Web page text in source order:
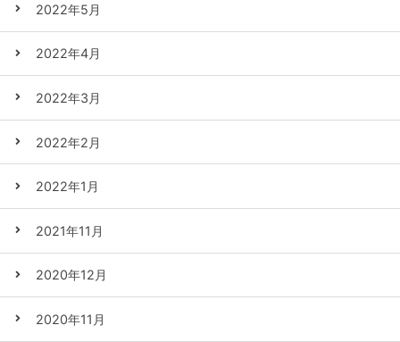
2022年5月
2022年4月
2022年3月
2022年2月
2022年1月
2021年11月
2020年12月
2020年11月